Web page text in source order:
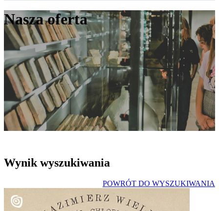
Nasza oferta
Wynik wyszukiwania
POWRÓT DO WYSZUKIWANIA